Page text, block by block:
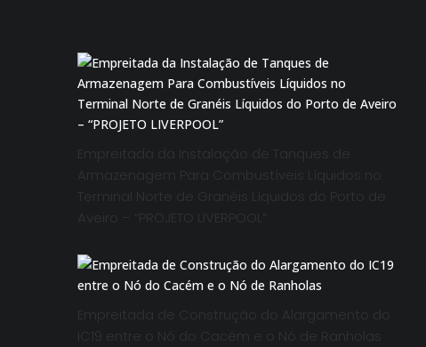
Empreitada da Instalação de Tanques de
Armazenagem Para Combustíveis Líquidos no
Terminal Norte de Granéis Líquidos do Porto de
Aveiro – “PROJETO LIVERPOOL”
Empreitada de Construção do Alargamento do
IC19 entre o Nó do Cacém e o Nó de Ranholas